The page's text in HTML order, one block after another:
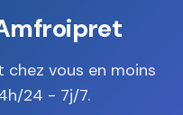
vous en moins
24 - 7j/7.